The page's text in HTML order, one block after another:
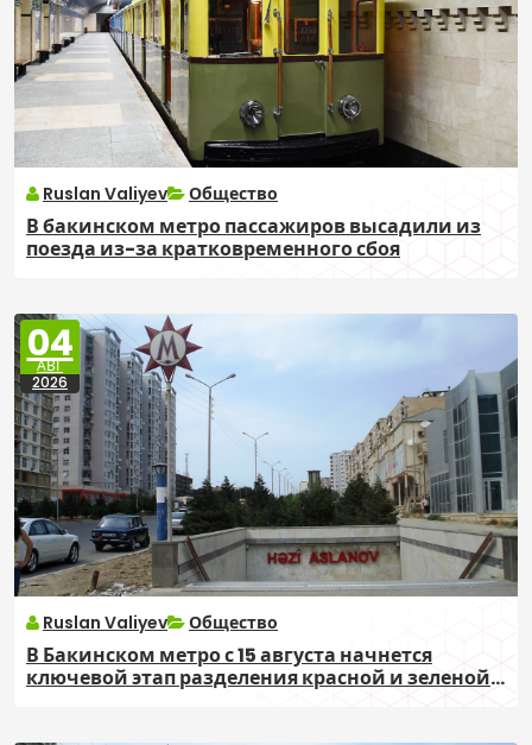
Ruslan Valiyev Общество
В бакинском метро пассажиров высадили из
поезда из-за кратковременного сбоя
04
АВГ
2026
Ruslan Valiyev Общество
В Бакинском метро с 15 августа начнется
ключевой этап разделения красной и зеленой